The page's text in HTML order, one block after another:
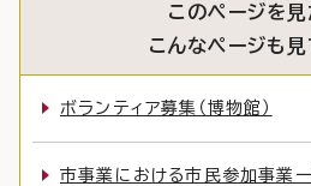
このページを
こんなページも
ボランティア募集（博物館）
市事業における市民参加事業